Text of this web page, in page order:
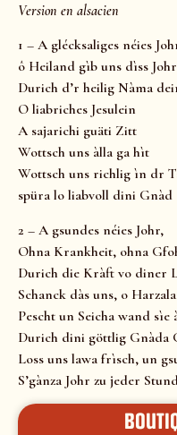
Version en alsacien
1 – A glécksaliges néies
ô Heiland gìb uns dìss
Durich d’r heilig Nàma
O liabriches Jesulein
A sajarichi guäti Zitt
Wottsch uns àlla ga hìt
Wottsch uns richlig ìn dr
spüra lo liabvoll dini Gnàd
2 – A gsundes néies Johr,
Ohna Krankheit, ohna
Durich die Kràft vo diner
Schanck dàs uns, o
Pescht un Seicha wand sìe
Durich dini göttlig Gnàda
Loss uns lawa frìsch, un
S’gànza Johr zu jeder